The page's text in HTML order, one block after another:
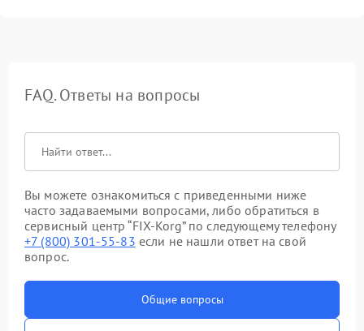
FAQ. Ответы на вопросы
Вы можете ознакомиться с приведенными ниже
часто задаваемыми вопросами, либо обратиться в
сервисный центр “FIX-Korg” по следующему телефону
+7 (800) 301-55-83 если не нашли ответ на свой
вопрос.
Общие вопросы